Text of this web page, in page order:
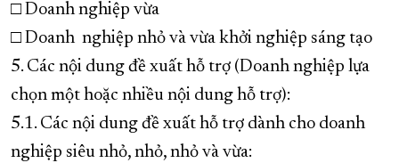
□ Doanh nghiệp vừa
□ Doanh nghiệp nhỏ và vừa khởi nghiệp sáng tạo
5. Các nội dung đề xuất hỗ trợ (Doanh nghiệp lựa
chọn một hoặc nhiều nội dung hỗ trợ):
5.1. Các nội dung đề xuất hỗ trợ dành cho doanh
nghiệp siêu nhỏ, nhỏ, nhỏ và vừa: